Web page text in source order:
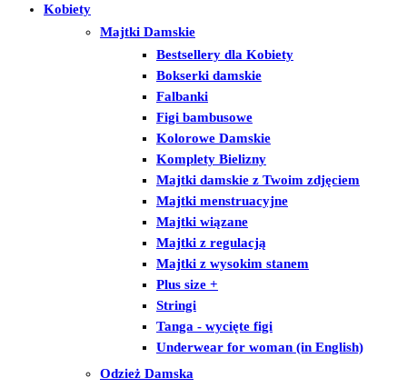
Kobiety
Majtki Damskie
Bestsellery dla Kobiety
Bokserki damskie
Falbanki
Figi bambusowe
Kolorowe Damskie
Komplety Bielizny
Majtki damskie z Twoim zdjęciem
Majtki menstruacyjne
Majtki wiązane
Majtki z regulacją
Majtki z wysokim stanem
Plus size +
Stringi
Tanga - wycięte figi
Underwear for woman (in English)
Odzież Damska